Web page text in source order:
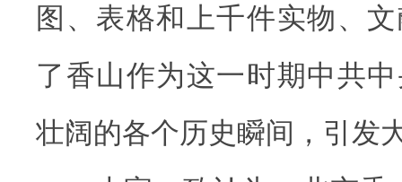
图、表格和上千件实物、
了香山作为这一时期中共
壮阔的各个历史瞬间，引发